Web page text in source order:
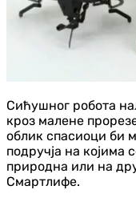
Сићушног робота
кроз малене
облик спасиоци би
подручја на којима
природна или на
Смартлифе.